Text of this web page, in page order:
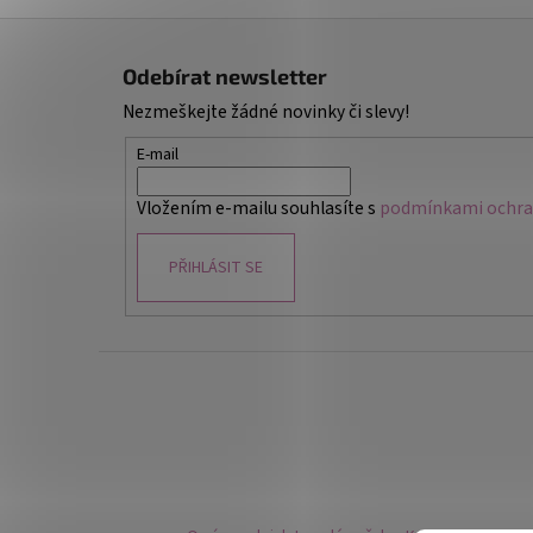
Odebírat newsletter
Nezmeškejte žádné novinky či slevy!
E-mail
Vložením e-mailu souhlasíte s podmínkami
PŘIHLÁSIT SE